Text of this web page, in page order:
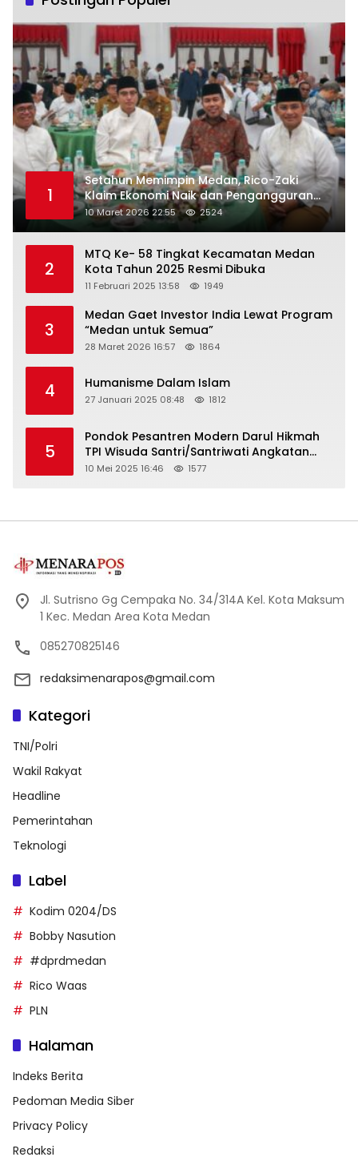
1
Setahun Memimpin Medan, Rico-Zaki
Klaim Ekonomi Naik dan Pengangguran
Turun
10 Maret 2026 22:55 2524
2
MTQ Ke- 58 Tingkat Kecamatan Medan
Kota Tahun 2025 Resmi Dibuka
11 Februari 2025 13:58 1949
3
Medan Gaet Investor India Lewat Program
“Medan untuk Semua”
28 Maret 2026 16:57 1864
4 Humanisme Dalam Islam
27 Januari 2025 08:48 1812
5
Pondok Pesantren Modern Darul Hikmah
TPI Wisuda Santri/Santriwati Angkatan
XXXIII
10 Mei 2025 16:46 1577
Jl. Sutrisno Gg Cempaka No. 34/314A Kel. Kota Maksum
1 Kec. Medan Area Kota Medan
085270825146
redaksimenarapos@gmail.com
Kategori
TNI/Polri
Wakil Rakyat
Headline
Pemerintahan
Teknologi
Label
Kodim 0204/DS
Bobby Nasution
#dprdmedan
Rico Waas
PLN
Halaman
Indeks Berita
Pedoman Media Siber
Privacy Policy
Redaksi